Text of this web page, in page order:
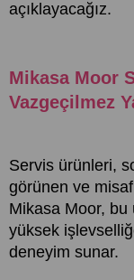
açıklayacağız.
Mikasa Moor
Vazgeçilmez
Servis ürünleri,
görünen ve
Mikasa Moor,
yüksek
deneyim sunar.